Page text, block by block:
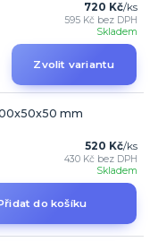
720 Kč/ks
595 Kč bez DPH
Skladem
Zvolit variantu
mm
520 Kč/ks
430 Kč bez DPH
Skladem
do košíku